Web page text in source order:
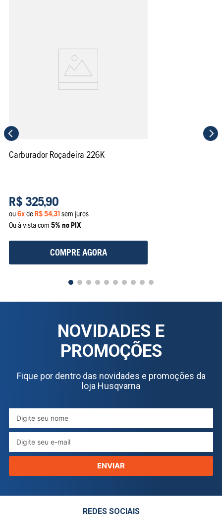
Carburador Roçadeira 226K
R$ 325,90
ou6xdeR$54,31sem juros
Ou à vista com 5% no PIX
COMPRE AGORA
NOVIDADES E
PROMOÇÕES
Fique por dentro das novidades e promoções da
loja Husqvarna
ENVIAR
REDES SOCIAIS